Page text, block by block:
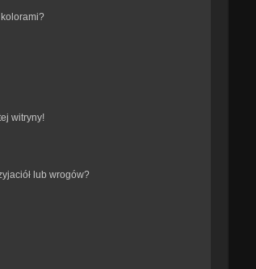
witryny!
lub wrogów?